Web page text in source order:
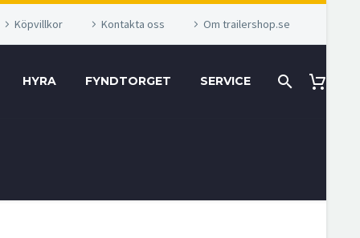
Köpvillkor Kontakta oss Om trailershop.se
HYRA FYNDTORGET SERVICE